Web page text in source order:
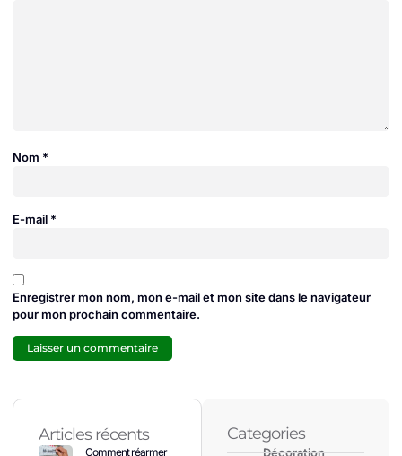
Nom *
E-mail *
Enregistrer mon nom, mon e-mail et mon site dans le navigateur
pour mon prochain commentaire.
Articles récents
Comment réarmer
Categories
Décoration